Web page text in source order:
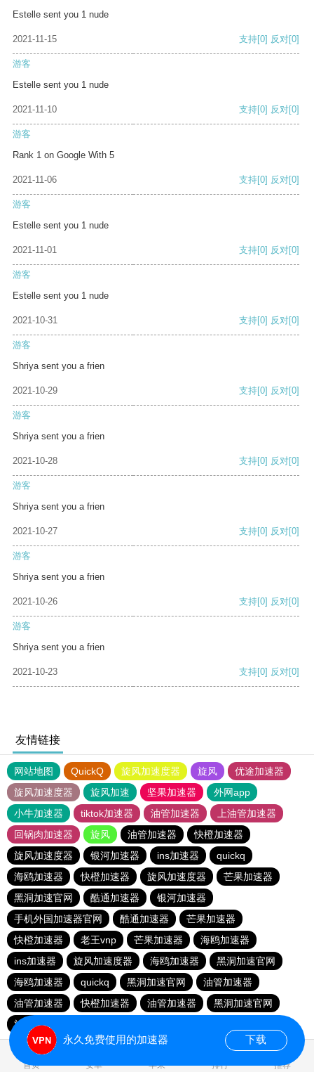
Estelle sent you 1 nude
2021-11-15 支持[0] 反对[0]
游客
Estelle sent you 1 nude
2021-11-10 支持[0] 反对[0]
游客
Rank 1 on Google With 5
2021-11-06 支持[0] 反对[0]
游客
Estelle sent you 1 nude
2021-11-01 支持[0] 反对[0]
游客
Estelle sent you 1 nude
2021-10-31 支持[0] 反对[0]
游客
Shriya sent you a frien
2021-10-29 支持[0] 反对[0]
游客
Shriya sent you a frien
2021-10-28 支持[0] 反对[0]
游客
Shriya sent you a frien
2021-10-27 支持[0] 反对[0]
游客
Shriya sent you a frien
2021-10-26 支持[0] 反对[0]
游客
Shriya sent you a frien
2021-10-23 支持[0] 反对[0]
友情链接
网站地图 QuickQ 旋风加速度器 旋风
优途加速器
旋风加速度器
旋风加速 坚果加速器
外网app
小牛加速器
tiktok加速器 油管加速器
上油管加速器
回锅肉加速器
旋风 油管加速器
快橙加速器
旋风加速度器
银河加速器 ins加速器
quickq
海鸥加速器
快橙加速器 旋风加速度器
芒果加速器
黑洞加速官网
酷通加速器
银河加速器
手机外国加速器官网
酷通加速器
芒果加速器
快橙加速器
老王vnp 芒果加速器
海鸥加速器
ins加速器
旋风加速度器 海鸥加速器
黑洞加速官网
海鸥加速器
quickq 黑洞加速官网
油管加速器
油管加速器
快橙加速器 油管加速器
黑洞加速官网
旋风加速度器
首页 安卓 苹果 排行 推荐
永久免费使用的加速器 下载
0.184231s